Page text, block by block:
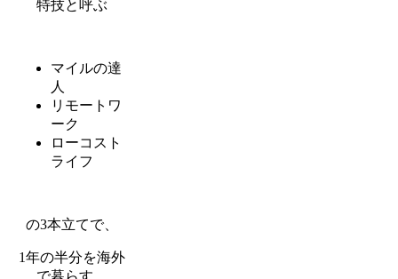
特技と呼ぶ
マイルの達
人
リモートワ
ーク
ローコスト
ライフ
の3本立てで、
1年の半分を海外
で暮らす。